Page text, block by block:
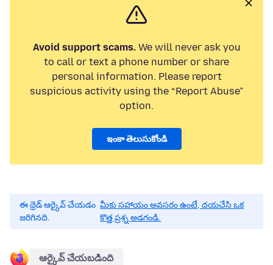
Avoid support scams.We will never ask you
to call or text a phone number or share
personal information. Please report
suspicious activity using the “Report Abuse”
option.
ఇంకా తెలుసుకోండి
ఈ థ్రెడ్ ఆర్కైవ్ చేయడం
జరిగినది.
మీకు సహాయం అవసరం ఉంటే, దయచేసి ఒక
కొత్త ప్రశ్న అడగండి.
ఆర్కైవ్ చేయబడింది